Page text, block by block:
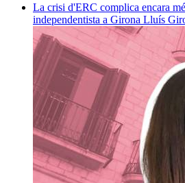
La crisi d'ERC complica encara
independentista a Girona Lluís